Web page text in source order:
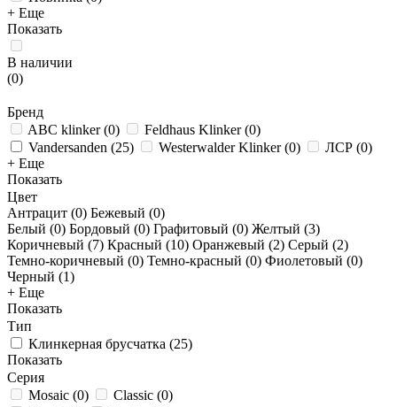
+ Еще
Показать
В наличии
(0)
Бренд
ABC klinker(0) Feldhaus Klinker(0)
Vandersanden (25) Westerwalder Klinker(0) ЛСР (0)
+ Еще
Показать
Цвет
Антрацит (0) Бежевый (0)
Белый (0) Бордовый (0) Графитовый (0) Желтый (3)
Коричневый (7) Красный (10) Оранжевый (2) Серый (2)
Темно-коричневый (0) Темно-красный (0) Фиолетовый (0)
Черный (1)
+ Еще
Показать
Тип
Клинкерная брусчатка (25)
Показать
Серия
Mosaic (0) Classic (0)